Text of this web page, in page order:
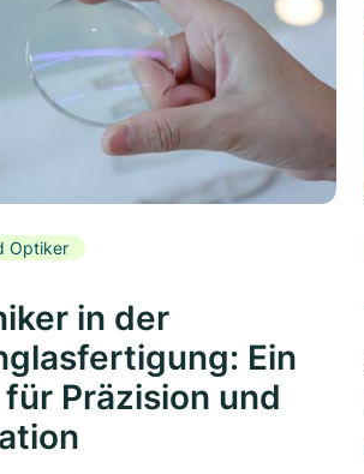
Optiker
in der
Ein
Präzision und